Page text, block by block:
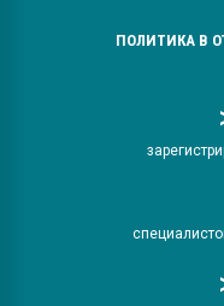
ПОЛИТИКА В